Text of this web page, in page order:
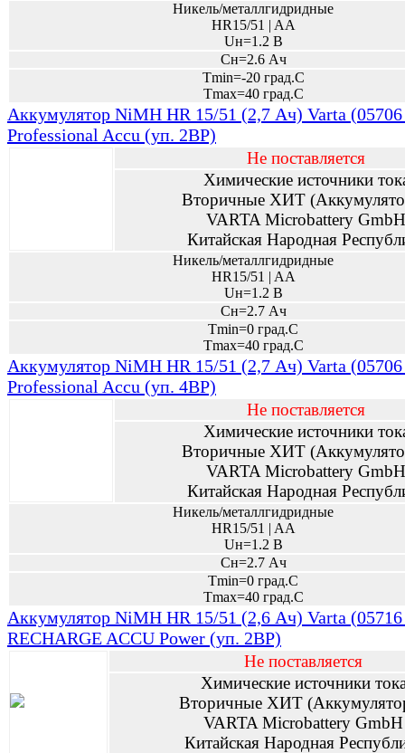
Никель/металлгидридные
HR15/51 | AA
Uн=1.2 В
Сн=2.6 Ач
Tmin=-20 град.С
Tmax=40 град.С
Аккумулятор NiMH HR 15/51 (2,7 Ач) Varta
Professional Accu (уп. 2BP)
Не поставляется
Химические источники
Вторичные ХИТ
VARTA Microbattery GmbH
Китайская Народная
Никель/металлгидридные
HR15/51 | AA
Uн=1.2 В
Сн=2.7 Ач
Tmin=0 град.С
Tmax=40 град.С
Аккумулятор NiMH HR 15/51 (2,7 Ач) Varta
Professional Accu (уп. 4BP)
Не поставляется
Химические источники
Вторичные ХИТ
VARTA Microbattery GmbH
Китайская Народная
Никель/металлгидридные
HR15/51 | AA
Uн=1.2 В
Сн=2.7 Ач
Tmin=0 град.С
Tmax=40 град.С
Аккумулятор NiMH HR 15/51 (2,6 Ач) Varta
RECHARGE ACCU Power (уп. 2BP)
Не поставляется
Химические источники
Вторичные ХИТ
VARTA Microbattery GmbH
Китайская Народная